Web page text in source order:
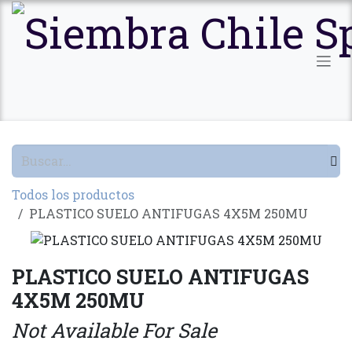
Ir al contenido
Todos los productos
PLASTICO SUELO ANTIFUGAS 4X5M 250MU
PLASTICO SUELO ANTIFUGAS
4X5M 250MU
Not Available For Sale